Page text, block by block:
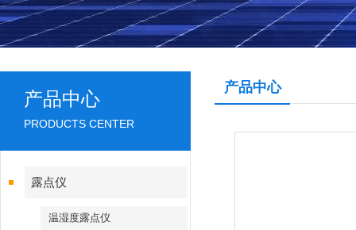
产品中心
PRODUCTS CENTER
露点仪
温湿度露点仪
产品中心